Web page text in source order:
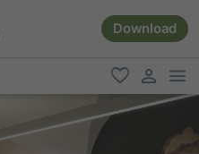
Download
favoriti
user link